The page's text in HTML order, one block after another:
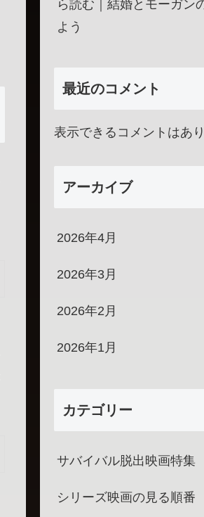
ら読む｜結婚とモーガン
よう
最近のコメント
表示できるコメントはあり
アーカイブ
2026年4月
2026年3月
2026年2月
2026年1月
カテゴリー
サバイバル脱出映画特集
シリーズ映画の見る順番